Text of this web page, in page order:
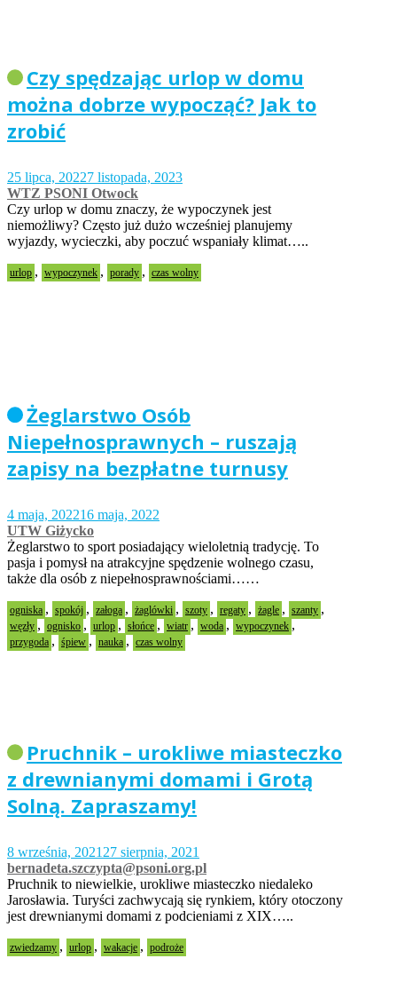
Czy spędzając urlop w domu
można dobrze wypocząć? Jak to
zrobić
25 lipca, 20227 listopada, 2023
WTZ PSONI Otwock
Czy urlop w domu znaczy, że wypoczynek jest
niemożliwy? Często już dużo wcześniej planujemy
wyjazdy, wycieczki, aby poczuć wspaniały klimat…..
urlop , wypoczynek , porady , czas wolny
Żeglarstwo Osób
Niepełnosprawnych – ruszają
zapisy na bezpłatne turnusy
4 maja, 202216 maja, 2022
UTW Giżycko
Żeglarstwo to sport posiadający wieloletnią tradycję. To
pasja i pomysł na atrakcyjne spędzenie wolnego czasu,
także dla osób z niepełnosprawnościami……
ogniska , spokój , załoga , żaglówki , szoty , regaty , żagle , szanty ,
węzły , ognisko , urlop , słońce , wiatr , woda , wypoczynek ,
przygoda , śpiew , nauka , czas wolny
Pruchnik – urokliwe miasteczko
z drewnianymi domami i Grotą
Solną. Zapraszamy!
8 września, 2021 27 sierpnia, 2021
bernadeta.szczypta@psoni.org.pl
Pruchnik to niewielkie, urokliwe miasteczko niedaleko
Jarosławia. Turyści zachwycają się rynkiem, który otoczony
jest drewnianymi domami z podcieniami z XIX…..
zwiedzamy , urlop , wakacje , podroże